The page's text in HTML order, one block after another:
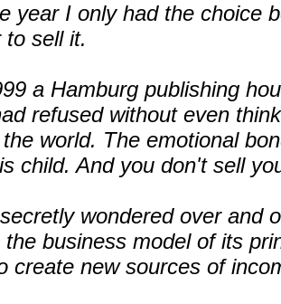
year I only had the choice
to sell it.
a Hamburg publishing
refused without even
world. The emotional
child. And you don't sell
wondered over and
business model of its
create new sources of